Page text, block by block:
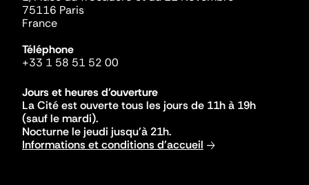
75116 Paris
France
Téléphone
+33 1 58 51 52 00
Jours et heures d'ouverture
La Cité est ouverte tous les jours de 11h à 19h
(sauf le mardi).
Nocturne le jeudi jusqu'à 21h.
Informations et conditions d'accueil